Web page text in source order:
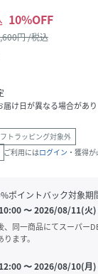
10%OFF
円 /税込
け日が異なる場合があり
トラッピング対象外
ご利用にはログイン ・獲得が
%ポイントバック対象期
〜2026/08/11(火
同一商品にてスーパー
ます。
〜2026/08/10(月